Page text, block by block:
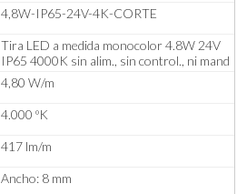
4,8W-IP65-24V-4K-CORTE
Tira LED a medida monocolor 4.8W 24V
IP65 4000K sin alim., sin control., ni mand
4,80 W/m
4.000 ºK
417 lm/m
Ancho: 8 mm